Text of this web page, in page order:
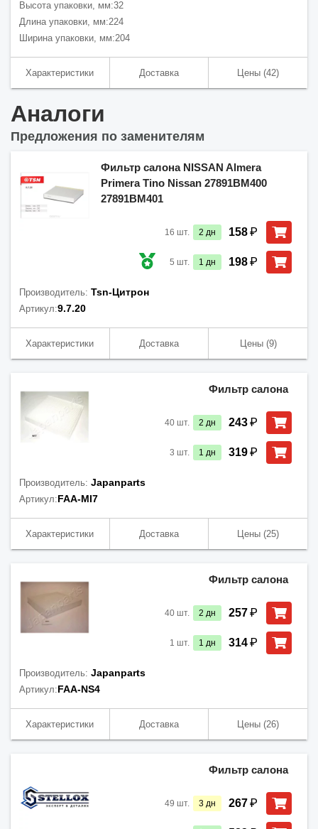
Высота упаковки, мм:32
Длина упаковки, мм:224
Ширина упаковки, мм:204
Характеристики Доставка Цены (42)
Аналоги
Предложения по заменителям
Фильтр салона NISSAN Almera
Primera Tino Nissan 27891BM400
27891BM401
16 шт. 2 дн 158₽
5 шт. 1 дн 198₽
Производитель: Tsn-Цитрон
Артикул:9.7.20
Характеристики Доставка Цены(9)
Фильтр салона
40 шт. 2 дн 243₽
3 шт. 1 дн 319₽
Производитель: Japanparts
Артикул:FAA-MI7
Характеристики Доставка Цены (25)
Фильтр салона
40 шт. 2 дн 257₽
1 шт. 1 дн 314₽
Производитель: Japanparts
Артикул:FAA-NS4
Характеристики Доставка Цены (26)
Фильтр салона
49 шт. 3 дн 267₽